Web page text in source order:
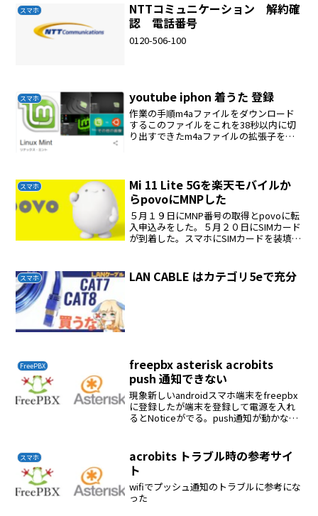
スマホ
NTTコミュニケーション 解約確
認 電話番号
0120-506-100
スマホ youtube iphon 着うた 登録
作業の手順m4aファイルをダウンロード
するこのファイルをこれを38秒以内に切
り出すできたm4aファイルの拡張子をm4r
スマホ
Mi 11 Lite 5Gを楽天モバイルか
らpovoにMNPした
５月１９日にMNP番号の取得とpovoに転
入申込みをした。５月２０日にSIMカード
が到着した。スマホにSIMカードを装填
なった。
スマホ LAN CABLE はカテゴリ5eで充分
FreePBX
freepbx asterisk acrobits
push 通知できない
現象新しいandroidスマホ端末をfreepbx
に登録したが端末を登録して電源を入れ
るとNoticeがでる。push通知が動かな
ている。なにがおかしいのか？数日、考
え...
スマホ
acrobits トラブル時の参考サイ
ト
wifiでプッシュ通知のトラブルに参考にな
った